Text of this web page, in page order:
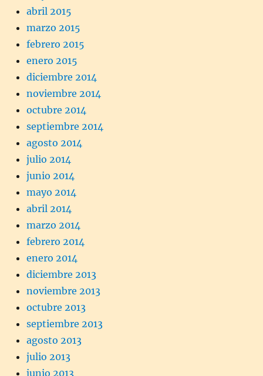
abril 2015
marzo 2015
febrero 2015
enero 2015
diciembre 2014
noviembre 2014
octubre 2014
septiembre 2014
agosto 2014
julio 2014
junio 2014
mayo 2014
abril 2014
marzo 2014
febrero 2014
enero 2014
diciembre 2013
noviembre 2013
octubre 2013
septiembre 2013
agosto 2013
julio 2013
junio 2013